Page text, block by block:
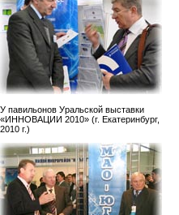
У павильонов Уральской выставки
«ИННОВАЦИИ 2010» (г. Екатеринбург,
2010 г.)